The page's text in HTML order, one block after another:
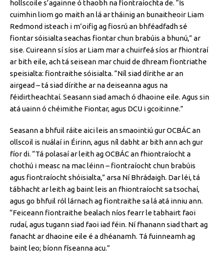
hollscoile s’againne ó thaobh na fiontraíochta de. “Is
cuimhin liom go maith an lá ar tháinig an bunaitheoir Liam
Redmond isteach i m’oifig ag fiosrú an bhféadfadh sé
fiontar sóisialta seachas fiontar chun brabúis a bhunú,” ar
sise. Cuireann sí síos ar Liam mar a chuirfeá síos ar fhiontraí
ar bith eile, ach tá seisean mar chuid de dhream fiontriathe
speisialta: fiontraithe sóisialta. “Níl siad dírithe ar an
airgead – tá siad dírithe ar na deiseanna agus na
féidirtheachtaí. Seasann siad amach ó dhaoine eile. Agus sin
atá uainn ó chéimithe Fiontar, agus DCU i gcoitinne.”
Seasann a bhfuil ráite aici leis an smaointiú gur OCBÁC an
ollscoil is nuálaí in Éirinn, agus níl dabht ar bith ann ach gur
fíor di. “Tá polasaí ar leith ag OCBÁC an fhiontraíocht a
chothú i measc na mac léinn – fiontraíocht chun brabúis
agus fiontraíocht shóisialta,” arsa Ní Bhrádaigh. Dar léi, tá
tábhacht ar leith ag baint leis an fhiontraíocht sa tsochaí,
agus go bhfuil ról lárnach ag fiontraithe sa lá atá inniu ann.
“Feiceann fiontraithe bealach níos fearr le tabhairt faoi
rudaí, agus tugann siad faoi iad féin. Ní fhanann siad thart ag
fanacht ar dhaoine eile é a dhéanamh. Tá fuinneamh ag
baint leo; bíonn físeanna acu.”